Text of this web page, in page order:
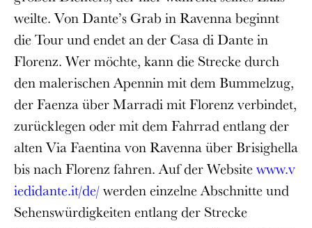
weilte. Von Dante’s Grab in Ravenna beginnt
die Tour und endet an der Casa di Dante in
Florenz. Wer möchte, kann die Strecke durch
den malerischen Apennin mit dem Bummelzug,
der Faenza über Marradi mit Florenz verbindet,
zurücklegen oder mit dem Fahrrad entlang der
alten Via Faentina von Ravenna über Brisighella
bis nach Florenz fahren. Auf der Websitewww.v
iedidante.it/de/werden einzelne Abschnitte und
Sehenswürdigkeiten entlang der Strecke